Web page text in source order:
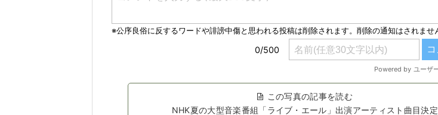
この写真の記事を読む
NHK夏の大型音楽番組「ライブ・エール」出演アーティスト曲目決定